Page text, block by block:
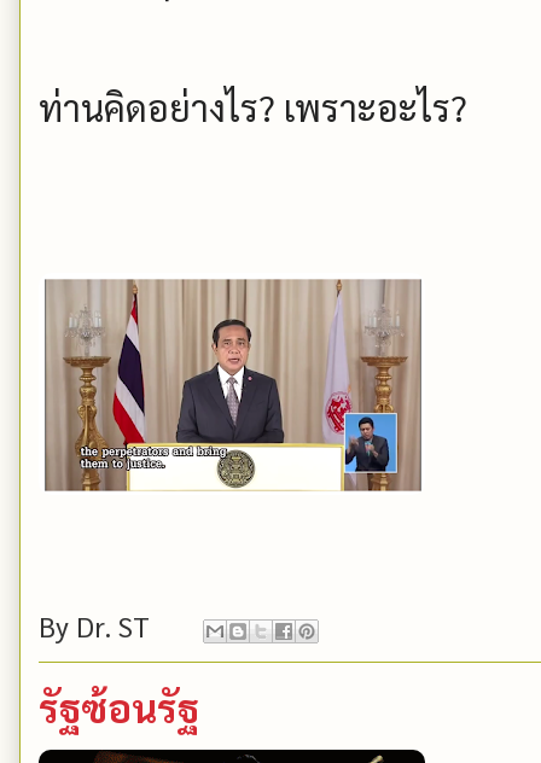
ท่านคิดอย่างไร? เพราะอะไร?
By Dr. ST
รัฐซ้อนรัฐ